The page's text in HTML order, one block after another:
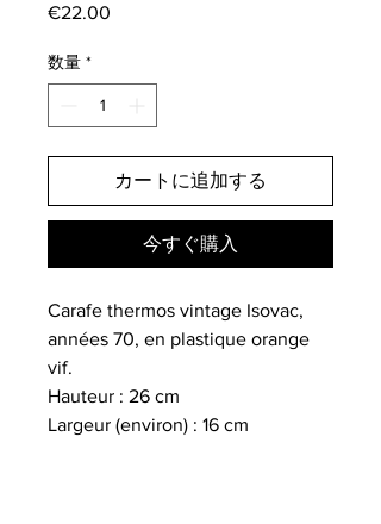
€22.00
数量 *
カートに追加する
今すぐ購入
Carafe thermos vintage Isovac,
années 70, en plastique orange
vif.
Hauteur : 26 cm
Largeur (environ) : 16 cm